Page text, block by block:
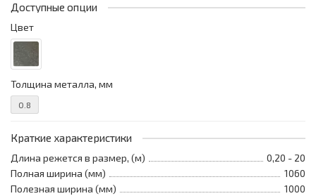
Доступные опции
Цвет
Толщина металла, мм
0.8
Краткие характеристики
Длина режется в размер, (м)
0,20 - 20
Полная ширина (мм)
1060
Полезная ширина (мм)
1000